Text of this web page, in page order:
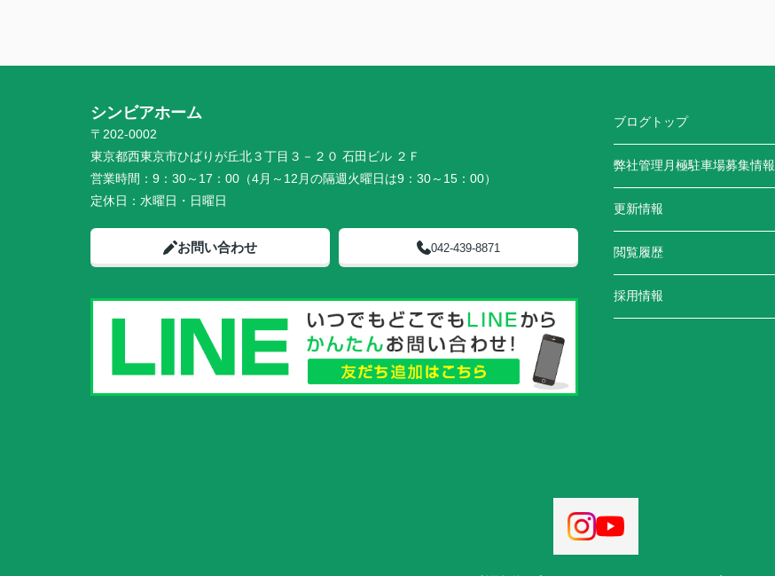
シンビアホーム
〒202-0002
東京都西東京市ひばりが丘北３丁目３－２０ 石田ビル ２Ｆ
営業時間： 9：30～17：00（4月～12月の隔週火曜日は9：30～15：00）
定休日： 水曜日・日曜日
お問い合わせ 042-439-8871
ブログトップ
弊社管理月極駐車場募集情報
更新情報
閲覧履歴
採用情報